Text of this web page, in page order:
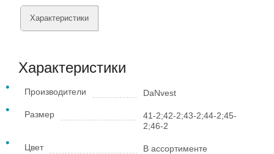
Характеристики
Характеристики
Производители DaNvest
Размер
41-2;42-2;43-2;44-2;45-
2;46-2
Цвет В ассортименте